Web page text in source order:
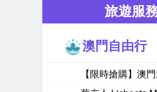
旅遊服
澳門自由行